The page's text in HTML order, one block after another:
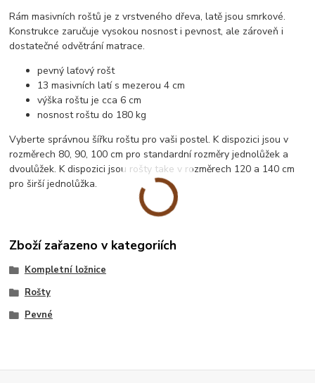
Rám masivních roštů je z vrstveného dřeva, latě jsou smrkové.
Konstrukce zaručuje vysokou nosnost i pevnost, ale zároveň i
dostatečné odvětrání matrace.
pevný laťový rošt
13 masivních latí s mezerou 4 cm
výška roštu je cca 6 cm
nosnost roštu do 180 kg
Vyberte správnou šířku roštu pro vaši postel. K dispozici jsou v
rozměrech 80, 90, 100 cm pro standardní rozměry jednolůžek a
dvoulůžek. K dispozici jsou rošty take v rozměrech 120 a 140 cm
pro širší jednolůžka.
Zboží zařazeno v kategoriích
Kompletní ložnice
Rošty
Pevné